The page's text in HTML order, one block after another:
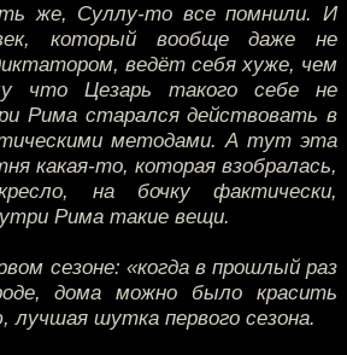
же, Суллу-то все помнили. И
который вообще даже не
ведёт себя хуже, чем
что Цезарь такого себе не
Рима старался действовать в
методами. А тут эта
какая-то, которая взобралась,
на бочку фактически,
Рима такие вещи.
сезоне: «когда в прошлый раз
дома можно было красить
лучшая шутка первого сезона.